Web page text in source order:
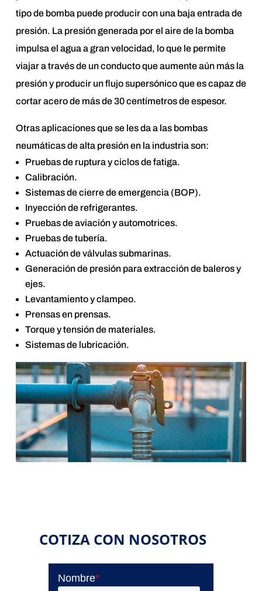
tipo de bomba puede producir con una baja entrada de
presión. La presión generada por el aire de la bomba
impulsa el agua a gran velocidad, lo que le permite
viajar a través de un conducto que aumente aún más la
presión y producir un flujo supersónico que es capaz de
cortar acero de más de 30 centímetros de espesor.
Otras aplicaciones que se les da a las bombas
neumáticas de alta presión en la industria son:
Pruebas de ruptura y ciclos de fatiga.
Calibración.
Sistemas de cierre de emergencia (BOP).
Inyección de refrigerantes.
Pruebas de aviación y automotrices.
Pruebas de tubería.
Actuación de válvulas submarinas.
Generación de presión para extracción de baleros y
ejes.
Levantamiento y clampeo.
Prensas en prensas.
Torque y tensión de materiales.
Sistemas de lubricación.
COTIZA CON NOSOTROS